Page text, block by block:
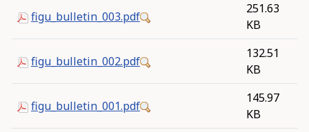
figu_bulletin_003.pdf
251.63
KB
figu_bulletin_002.pdf
132.51
KB
figu_bulletin_001.pdf
145.97
KB